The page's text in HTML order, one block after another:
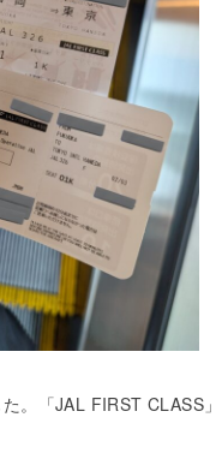
。「JAL FIRST CLASS